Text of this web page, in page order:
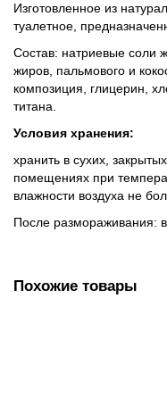
Изготовленное из
туалетное,
Состав: натриевые соли
жиров, пальмового и
композиция, глицерин,
титана.
Условия хранения:
хранить в сухих,
помещениях при
влажности воздуха не
После размораживания:
Похожие товары